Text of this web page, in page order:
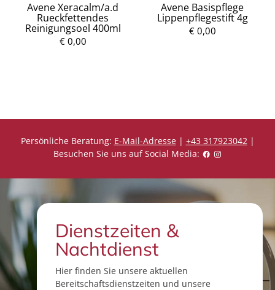
Avene Xeracalm/a.d
Rueckfettendes
Reinigungsoel 400ml
€ 0,00
Avene Basispflege
Lippenpflegestift 4g
€ 0,00
Persönliche Beratung: E-Mail-Adresse| +43 317923042|
Besuchen Sie uns auf Social Media:
Dienstzeiten &
Nachtdienst
Hier finden Sie unsere aktuellen
Bereitschaftsdienstzeiten und unsere